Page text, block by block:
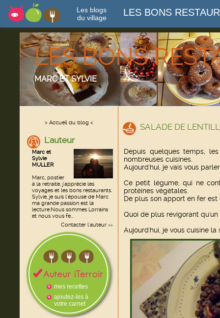
Les blogs
du village
LES BONS
LES BONS
MARC ET SYLVIE
> Accueil du blog <
L'auteur
Marc et
Sylvie
MULLER
Marc, postier
à la retraite, j'apprécie les
voyages et les bons restaurants.
Sylvie, je suis l'épouse de Marc
ma grande passion est la
lecture.Nous sommes Lorrains
et nous vous fe...
Contacter l'auteur >>
mes recettes
ajoutez-les à
votre carnet
SALADE DE
Depuis quelques temps,
nombreuses cuisines.
Aujourd'hui, je vais vous
Ce petit légume, qui ne
protéines végétales.
De plus son apport en fer est
Quoi de plus revigorant
Aujourd'hui, je vous cuisine